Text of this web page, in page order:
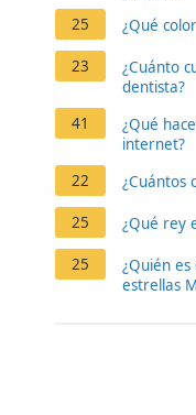
25
¿Qué
23
¿Cuánto
dentista?
41
¿Qué
internet?
22
¿Cuántos
25 ¿Qué rey
25
¿Quién
estrellas